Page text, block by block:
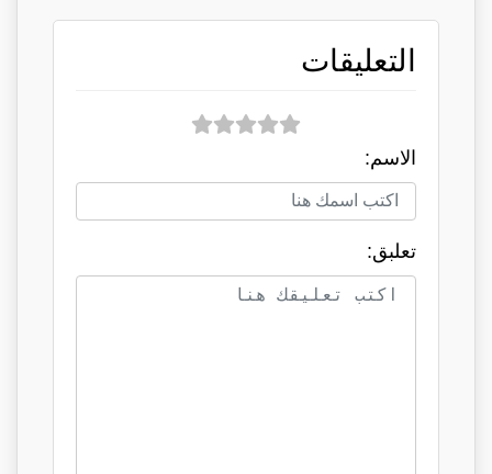
التعليقات
الاسم:
تعلبق: